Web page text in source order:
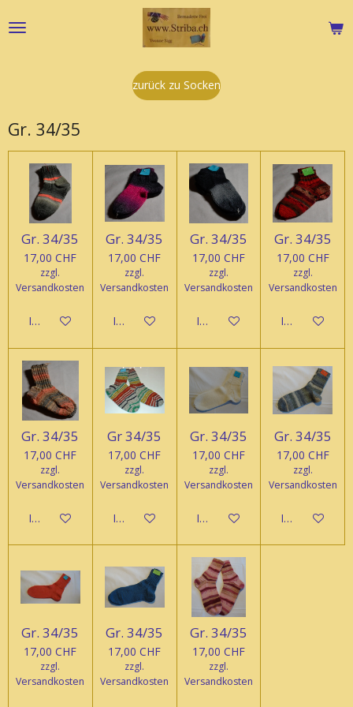
Hauptinhalt
zurück zu Socken
Gr. 34/35
Gr. 34/35
17,00 CHF
zzgl.
Versandkosten
In den Warenkorb
Gr. 34/35
17,00 CHF
zzgl.
Versandkosten
In den Warenkorb
Gr. 34/35
17,00 CHF
zzgl.
Versandkosten
In den Warenkorb
Gr. 34/35
17,00 CHF
zzgl.
Versandkosten
In den
Gr. 34/35
17,00 CHF
zzgl.
Versandkosten
In den Warenkorb
Gr 34/35
17,00 CHF
zzgl.
Versandkosten
In den Warenkorb
Gr. 34/35
17,00 CHF
zzgl.
Versandkosten
In den Warenkorb
Gr. 34/35
17,00 CHF
zzgl.
Versandkosten
In den
Gr. 34/35
17,00 CHF
zzgl.
Versandkosten
Gr. 34/35
17,00 CHF
zzgl.
Versandkosten
Gr. 34/35
17,00 CHF
zzgl.
Versandkosten